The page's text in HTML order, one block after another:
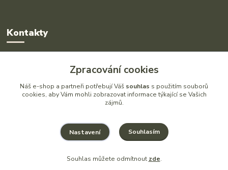
Kontakty
Radka Hakl
+420 777 613 020
(Po-Pá, 9-16 hod.)
Vytvořeno na Eshop-rychle.cz
Zpracování cookies
Náš e-shop a partneři potřebují Váš souhlas s použitím souborů
cookies, aby Vám mohli zobrazovat informace týkající se Vašich
zájmů.
Nastavení Souhlasím
Souhlas můžete odmítnout zde.